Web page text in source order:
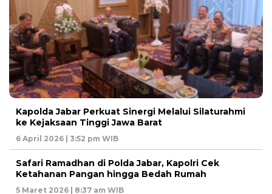
Kapolda Jabar Perkuat Sinergi Melalui Silaturahmi
ke Kejaksaan Tinggi Jawa Barat
6 April 2026 | 3:52 pm WIB
Safari Ramadhan di Polda Jabar, Kapolri Cek
Ketahanan Pangan hingga Bedah Rumah
5 Maret 2026 | 8:37 am WIB